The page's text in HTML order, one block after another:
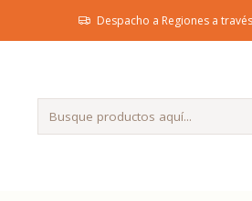
Despacho a Regiones a
Inicio Materias Primas